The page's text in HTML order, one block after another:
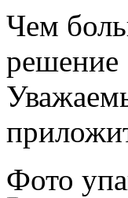
Чем
решение
Фото